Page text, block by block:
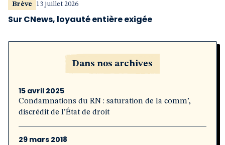
Brève 13 juillet 2026
Sur CNews, loyauté entière exigée
Dans nos archives
15 avril 2025
Condamnations du RN : saturation de la comm’,
discrédit de l’État de droit
29 mars 2018